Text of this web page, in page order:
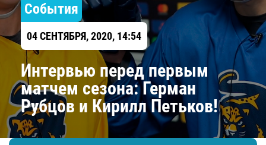
События
04 СЕНТЯБРЯ, 2020, 14:54
Интервью перед первым
матчем сезона: Герман
Рубцов и Кирилл Петьков!